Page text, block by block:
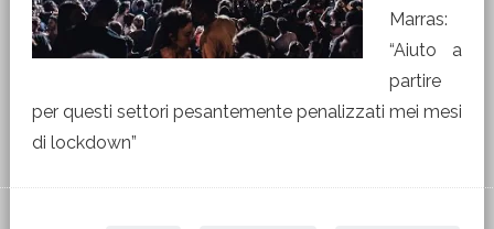
Marras:
“Aiuto a
partire
per questi settori pesantemente penalizzati mei mesi
di lockdown”